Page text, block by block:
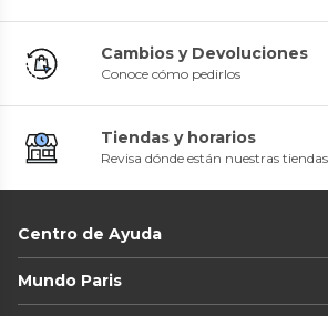
Cambios y Devoluciones
Conoce cómo pedirlos
Tiendas y horarios
Revisa dónde están nuestras tiendas
Centro de Ayuda
Mundo Paris